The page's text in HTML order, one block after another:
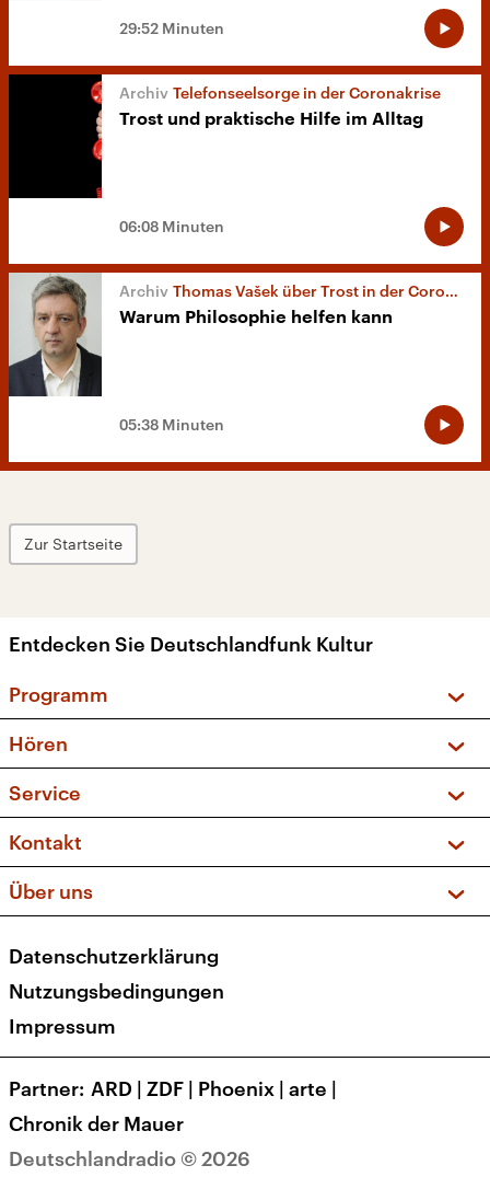
29:52 Minuten
Telefonseelsorge in der Coronakrise
Trost und praktische Hilfe im Alltag
06:08 Minuten
Thomas Vašek über Trost in der Coronakrise
Warum Philosophie helfen kann
05:38 Minuten
Zur Startseite
Entdecken Sie Deutschlandfunk Kultur
Programm
Sendungen und Podcasts
Musikliste
Kakadu – Das Kinderprogramm
Hören
Frequenzen (UKW + DAB+)
Service
FAQ
Apps
Newsletter
Veranstaltungen
Kontakt
Social Media
Über uns
Presse
Karriere
Transparenz
Deutschlandradio © 2026
Datenschutzerklärung
Nutzungsbedingungen
Impressum
Partner ARD | ZDF | Phoenix | arte |
Chronik der Mauer